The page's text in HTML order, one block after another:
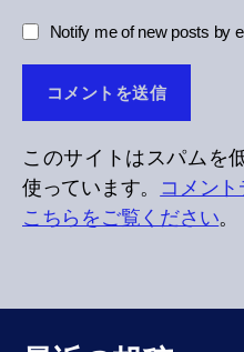
Notify me of new posts by
このサイトはスパムを
使っています。 コメン
こちらをご覧ください。